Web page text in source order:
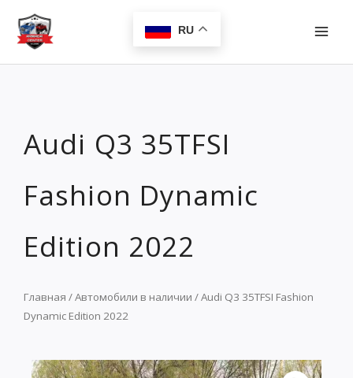
Перейти
содержимому
RU
Audi Q3 35TFSI
Fashion Dynamic
Edition 2022
Главная /Автомобили в наличии / Audi Q3 35TFSI Fashion
Dynamic Edition 2022